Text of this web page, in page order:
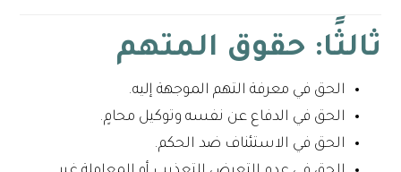
ثالثًا: حقوق المتهم
الحق في معرفة التهم الموجهة إليه.
الحق في الدفاع عن نفسه وتوكيل محامٍ.
الحق في الاستئناف ضد الحكم.